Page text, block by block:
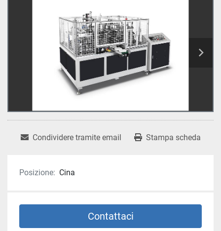
Condividere tramite email Stampa scheda
Posizione: Cina
Contattaci